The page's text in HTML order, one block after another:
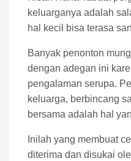
keluarganya adalah
hal kecil bisa terasa
Banyak penonton
dengan adegan ini
pengalaman serupa.
keluarga, berbincang
bersama adalah hal
Inilah yang membuat
diterima dan disukai